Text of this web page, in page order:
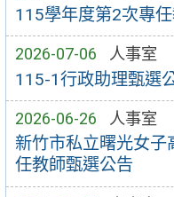
115學年度第2次專
2026-07-06 人事室
115-1行政助理甄選
2026-06-26 人事室
新竹市私立曙光女
任教師甄選公告